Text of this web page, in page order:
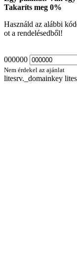
Takaríts meg 0%
Használd az alábbi
ot a rendelésedből!
000000
Nem érdekel az ajánlat
litesrv._domainkey